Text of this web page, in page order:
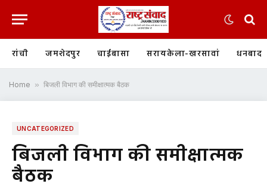
रांची जमशेदपुर चाईबासा सरायकेला-खरसावां धनबाद
Home » बिजली विभाग की समीक्षात्मक बैठक
UNCATEGORIZED
बिजली विभाग की समीक्षात्मक
बैठक